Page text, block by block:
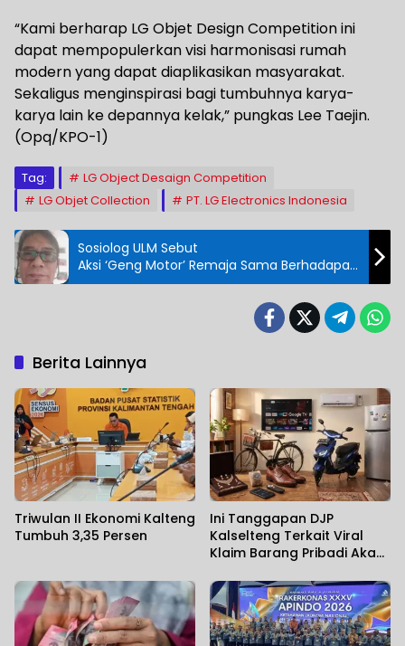
“Kami berharap LG Objet Design Competition ini
dapat mempopulerkan visi harmonisasi rumah
modern yang dapat diaplikasikan masyarakat.
Sekaligus menginspirasi bagi tumbuhnya karya-
karya lain ke depannya kelak,” pungkas Lee Taejin.
(Opq/KPO-1)
Tag:
LG Object Desaign Competition
LG Objet Collection
PT. LG Electronics Indonesia
Sosiolog ULM Sebut
Aksi ‘Geng Motor’ Remaja Sama Berhadapan
dengan Cermin Diri
Berita Lainnya
Triwulan II Ekonomi Kalteng
Tumbuh 3,35 Persen
Ini Tanggapan DJP
Kalselteng Terkait Viral
Klaim Barang Pribadi Akan
2027